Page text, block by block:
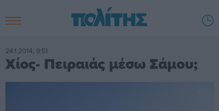
24.1.2014, 9:51
Χίος- Πειραιάς μέσω Σάμου;